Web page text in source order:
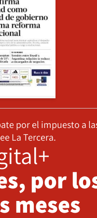
por el impuesto a
La Tercera.
por
meses